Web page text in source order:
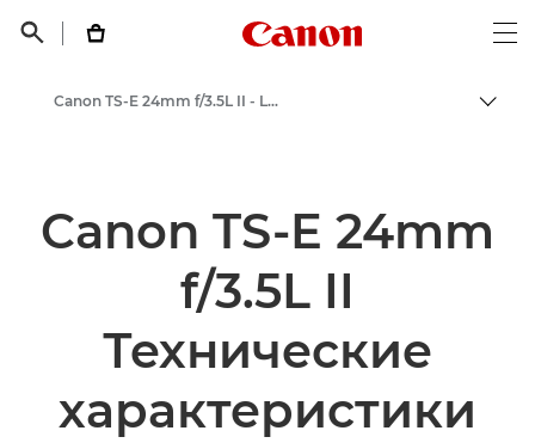
 
Canon Logo, back
Canon TS-E 24mm f/3.5L II - Lenses - Camera & Photo lenses
Canon TS-E 24mm
f/3.5L II
Технические
характеристики